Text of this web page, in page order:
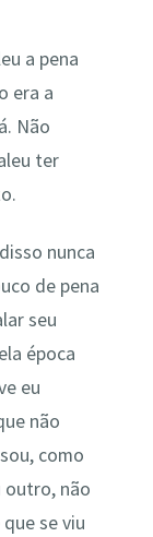
a pena
era a
Não
ter
nunca
de pena
seu
época
eu
não
como
outro, não
se viu